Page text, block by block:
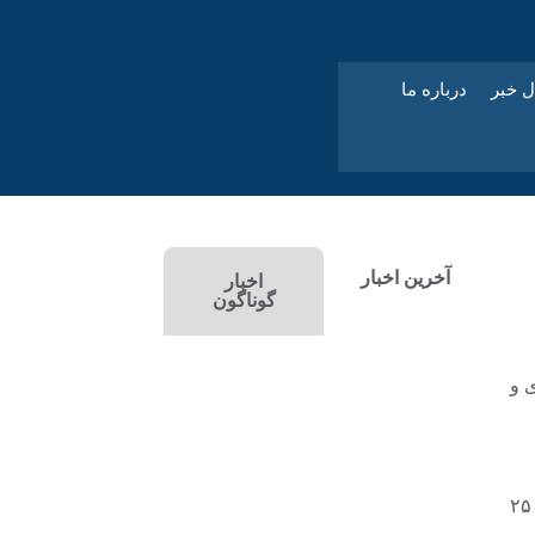
خبر درباره ما
و
🔹علیرضا شرف آبادی روز شنبه بیان کرد: سال گذشته توسعه و بهسازی شبکه برق ۲۵
آخرین اخبار
اخبار
گوناگون